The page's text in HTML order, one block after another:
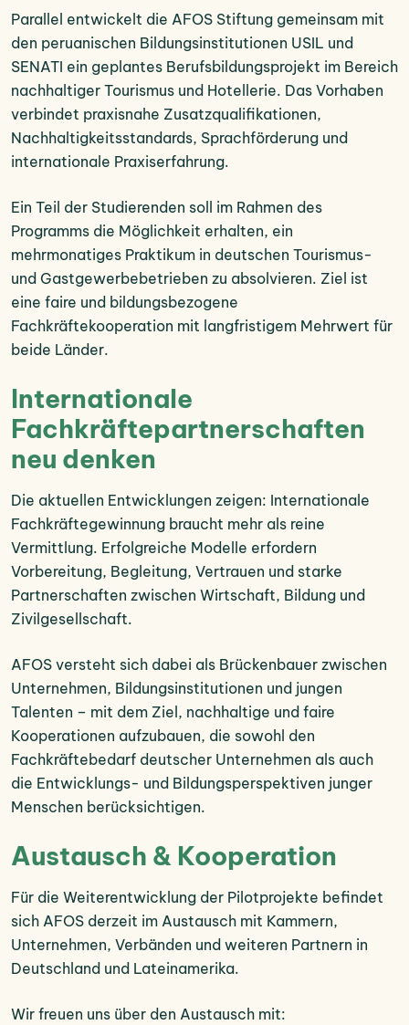
Parallel entwickelt die AFOS Stiftung gemeinsam mit
den peruanischen Bildungsinstitutionen USIL und
SENATI ein geplantes Berufsbildungsprojekt im Bereich
nachhaltiger Tourismus und Hotellerie. Das Vorhaben
verbindet praxisnahe Zusatzqualifikationen,
Nachhaltigkeitsstandards, Sprachförderung und
internationale Praxiserfahrung.
Ein Teil der Studierenden soll im Rahmen des
Programms die Möglichkeit erhalten, ein
mehrmonatiges Praktikum in deutschen Tourismus-
und Gastgewerbebetrieben zu absolvieren. Ziel ist
eine faire und bildungsbezogene
Fachkräftekooperation mit langfristigem Mehrwert für
beide Länder.
Internationale
Fachkräftepartnerschaften
neu denken
Die aktuellen Entwicklungen zeigen: Internationale
Fachkräftegewinnung braucht mehr als reine
Vermittlung. Erfolgreiche Modelle erfordern
Vorbereitung, Begleitung, Vertrauen und starke
Partnerschaften zwischen Wirtschaft, Bildung und
Zivilgesellschaft.
AFOS versteht sich dabei als Brückenbauer zwischen
Unternehmen, Bildungsinstitutionen und jungen
Talenten – mit dem Ziel, nachhaltige und faire
Kooperationen aufzubauen, die sowohl den
Fachkräftebedarf deutscher Unternehmen als auch
die Entwicklungs- und Bildungsperspektiven junger
Menschen berücksichtigen.
Austausch & Kooperation
Für die Weiterentwicklung der Pilotprojekte befindet
sich AFOS derzeit im Austausch mit Kammern,
Unternehmen, Verbänden und weiteren Partnern in
Deutschland und Lateinamerika.
Wir freuen uns über den Austausch mit: